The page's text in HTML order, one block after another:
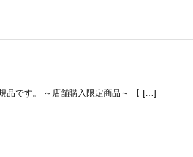
品です。 ～店舗購入限定商品～ 【 […]